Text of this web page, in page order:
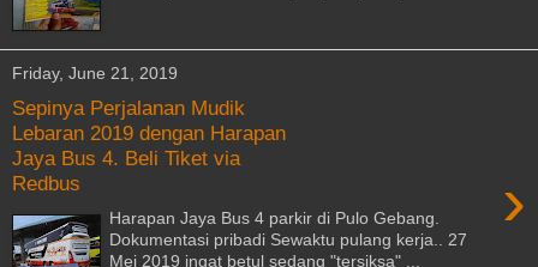
Friday, June 21, 2019
Sepinya Perjalanan Mudik
Lebaran 2019 dengan Harapan
Jaya Bus 4. Beli Tiket via
Redbus
›
Harapan Jaya Bus 4 parkir di Pulo Gebang.
Dokumentasi pribadi Sewaktu pulang kerja.. 27
Mei 2019 ingat betul sedang "tersiksa" ...